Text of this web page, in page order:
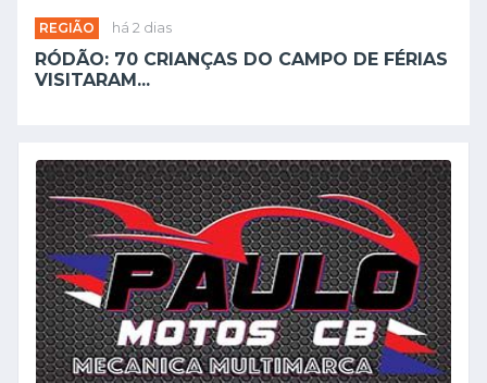
REGIÃO há 2 dias
RÓDÃO: 70 CRIANÇAS DO CAMPO DE FÉRIAS
VISITARAM...